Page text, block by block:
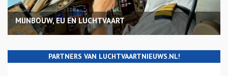
MIJNBOUW, EU EN LUCHTVAART
PARTNERS VAN LUCHTVAARTNIEUWS.NL!